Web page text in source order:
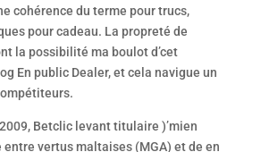
cohérence du terme pour trucs,
pour cadeau. La propreté de
la possibilité ma boulot d’cet
En public Dealer, et cela navigue un
Betclic levant titulaire )’mien
entre vertus maltaises (MGA) et de en